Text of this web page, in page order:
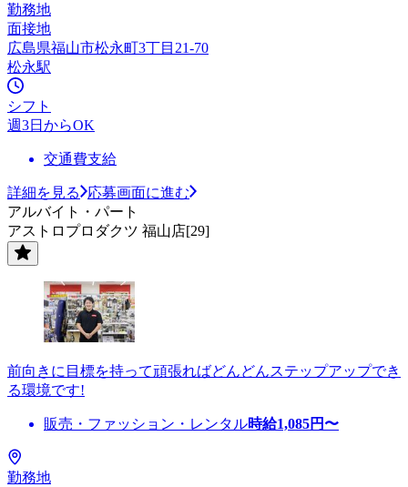
勤務地
面接地
広島県福山市松永町3丁目21-70
松永駅
シフト
週3日からOK
交通費支給
詳細を見る
応募画面に進む
アルバイト・パート
アストロプロダクツ 福山店[29]
前向きに目標を持って頑張ればどんどんステップアップでき
る環境です!
販売・ファッション・レンタル時給1,085円〜
勤務地